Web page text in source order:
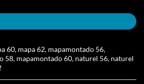
60, mapa 62, mapamontado 56,
58, mapamontado 60, naturel 56, naturel